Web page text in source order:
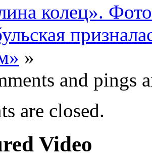
колец».
»
and pings
are closed.
Video